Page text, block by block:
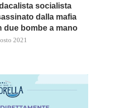
socialista
dalla mafia
due bombe a mano
2021